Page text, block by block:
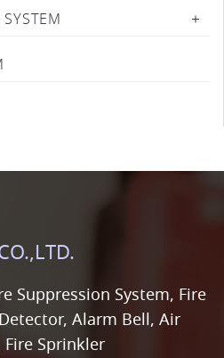
Suppression System, Fire
Alarm Bell, Air
Sprinkler